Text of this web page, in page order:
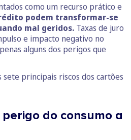
como um recurso prático e
podem transformar-se
mal geridos. Taxas de juro
e impacto negativo no
alguns dos perigos que
principais riscos dos cartões
do consumo a